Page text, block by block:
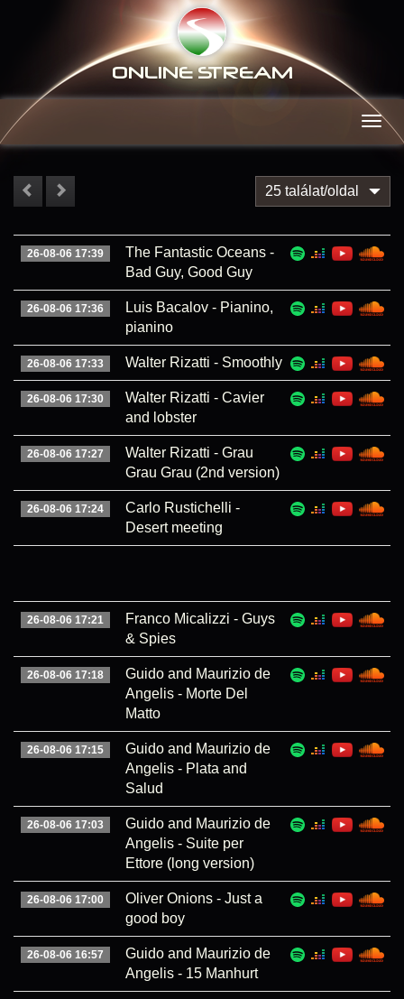
ONLINE STREAM
25 találat/oldal
26-08-06 17:39
The Fantastic Oceans -
Bad Guy, Good Guy
26-08-06 17:36
Luis Bacalov - Pianino,
pianino
26-08-06 17:33 Walter Rizatti - Smoothly
26-08-06 17:30
Walter Rizatti - Cavier
and lobster
26-08-06 17:27
Walter Rizatti - Grau
Grau Grau (2nd version)
26-08-06 17:24
Carlo Rustichelli -
Desert meeting
26-08-06 17:21
Franco Micalizzi - Guys
& Spies
26-08-06 17:18
Guido and Maurizio de
Angelis - Morte Del
Matto
26-08-06 17:15
Guido and Maurizio de
Angelis - Plata and
Salud
26-08-06 17:03
Guido and Maurizio de
Angelis - Suite per
Ettore (long version)
26-08-06 17:00
Oliver Onions - Just a
good boy
26-08-06 16:57
Guido and Maurizio de
Angelis - 15 Manhurt